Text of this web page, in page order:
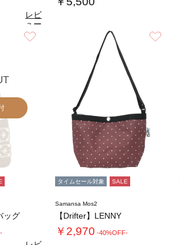
レビ
ュー
を見
る
ッグ
タイムセール対象 SALE
Samansa Mos2
【Drifter】LENNY
￥2,970 -40%OFF-